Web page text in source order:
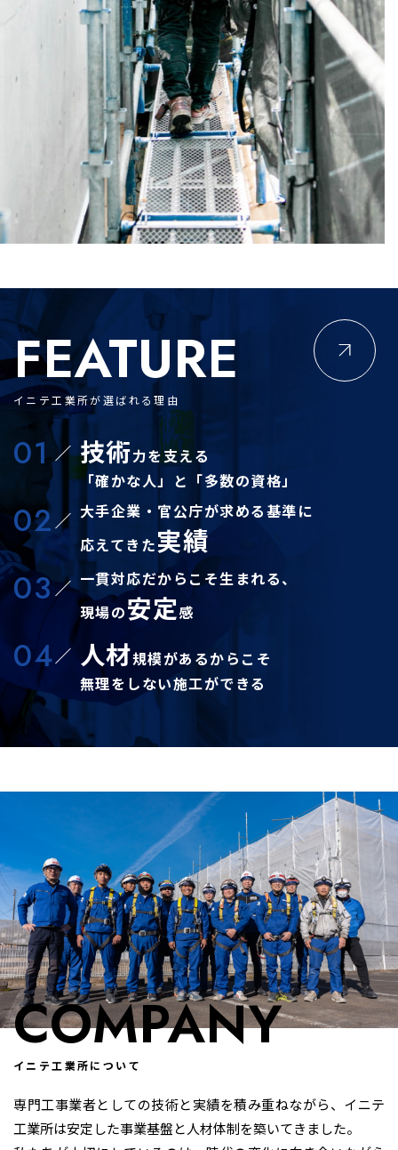
FEATURE
イニテ工業所が選ばれる理由
01 技術力を支える
「確かな人」と「多数の資格」
02
大手企業・官公庁が求める基準に
応えてきた実績
03
一貫対応だからこそ生まれる、
現場の安定感
04 人材規模があるからこそ
無理をしない施工ができる
COMPANY
イニテ工業所について
専門工事業者としての技術と実績を積み重ねながら、イニテ
工業所は安定した事業基盤と人材体制を築いてきました。